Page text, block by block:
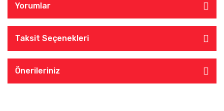
Yorumlar
Taksit Seçenekleri
Önerileriniz